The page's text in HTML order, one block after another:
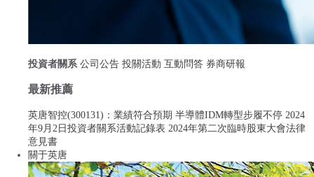
投資者關系 公司公告 投關活動 互動問答 券商研報
最新推薦
英唐智控(300131)：業績符合預期 半導體IDM轉型步履不停 2024
年9月2日投資者關系活動記錄表 2024年第二次臨時股東大會法律
意見書
關于英唐
About Us誠信、專注、創新、共贏
公司成立于2001年，并于2010年在深圳證券交易所創業板上市（股票
海納百川總部大廈，主要從事電子元器件分銷、芯片研發、設計及制
造等業務，在全球四個國家或地區設立有22個分公司或子公司，是中
國領先的半導體元器件綜合解決方案供應商之一。
了解更多